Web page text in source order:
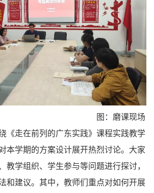
磨课现场
《走在前列的广东实践》课程实践教学
本学期的方案设计展开热烈讨论。大家
教学组织、学生参与等问题进行探讨，
和建议。其中，教师们重点对如何开展